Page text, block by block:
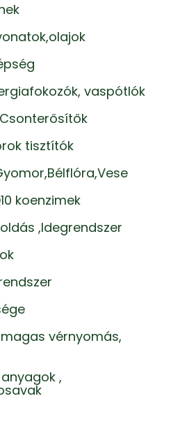
vaspótlók
tisztítók
koenzimek
,Idegrendszer
vérnyomás,
,